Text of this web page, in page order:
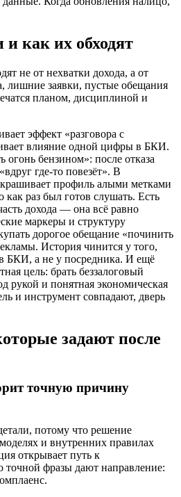
как их обходят
не от нехватки дохода, а от
лишние заявки, пустые обещания
планом, дисциплиной и
эффект «разговора с
влияние одной цифры в БКИ.
огонь бензином»: после отказа
где-то повезёт». В
профиль алыми метками
как раз был готов слушать. Есть
дохода — она всё равно
маркеры и структуру
дорогое обещание «починить
История чинится у того,
БКИ, а не у посредника. И ещё
цель: брать беззалоговый
рукой и понятная экономическая
и инструмент совпадают, дверь
задают после
точную причину
потому что решение
и внутренних правилах
открывает путь к
точной фразы дают направление: